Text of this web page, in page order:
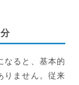
なると、基本的
りません。従来